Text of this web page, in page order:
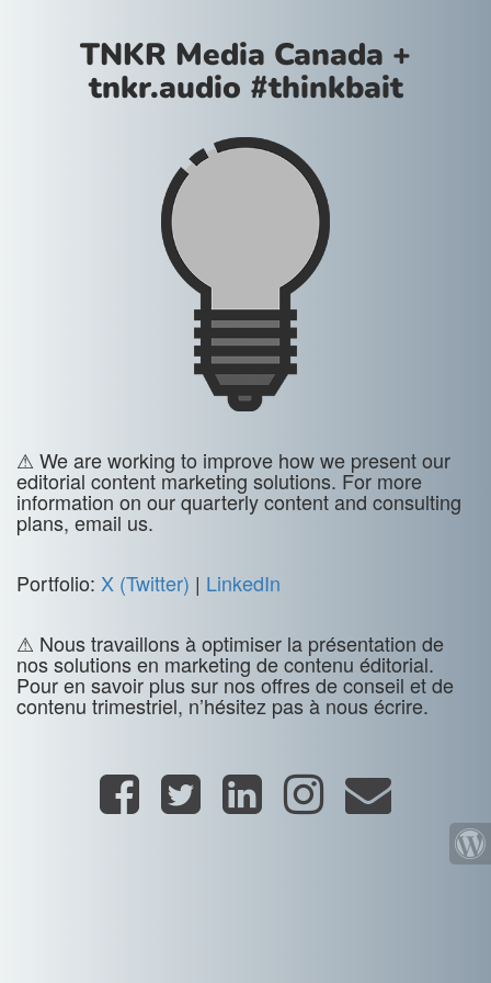
TNKR Media Canada +
tnkr.audio #thinkbait
⚠ We are working to improve how we present our
editorial content marketing solutions. For more
information on our quarterly content and consulting
plans, email us.
Portfolio: X (Twitter) | LinkedIn
⚠ Nous travaillons à optimiser la présentation de
nos solutions en marketing de contenu éditorial.
Pour en savoir plus sur nos offres de conseil et de
contenu trimestriel, n’hésitez pas à nous écrire.